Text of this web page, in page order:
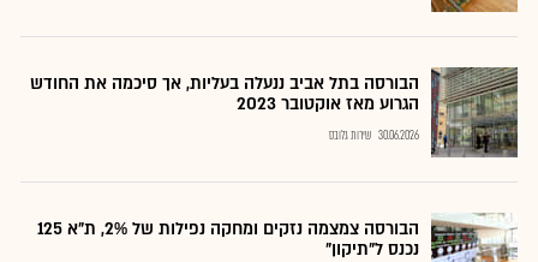
הבורסה בתל אביב ננעלה בעליות, אך סיכמה את החודש
הגרוע מאז אוקטובר 2023
30.06.2026 שירות גלובס
הבורסה צמצמה נזקים ומחקה נפילות של 2%, ת"א 125
נכנס ל"תיקון"